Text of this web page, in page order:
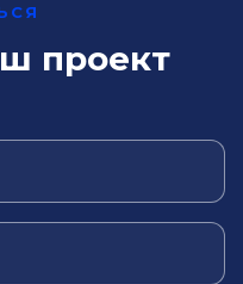
проект